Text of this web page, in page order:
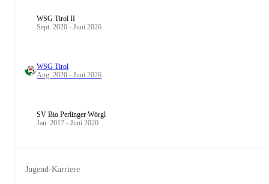
WSG Tirol II
Sept. 2020 - Juni 2026
WSG Tirol
Aug. 2020 - Juni 2026
SV Bio Perlinger Wörgl
Jan. 2017 - Juni 2020
Jugend-Karriere